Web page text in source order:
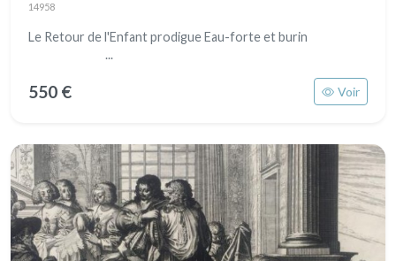
14958
Le Retour de l'Enfant prodigue Eau-forte et burin
...
550 € Voir